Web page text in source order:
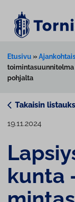
sisältöön
Etusivu »
toimintasuunnitelma
pohjalta
Takaisin
19.11.2024
kunta